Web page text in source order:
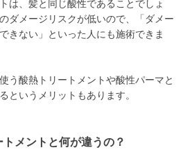
は、髪と同じ酸性であることでしょ
ダメージリスクが低いので、「ダメー
きない」といった人にも施術できま
う酸熱トリートメントや酸性パーマと
というメリットもあります。
メントと何が違うの？